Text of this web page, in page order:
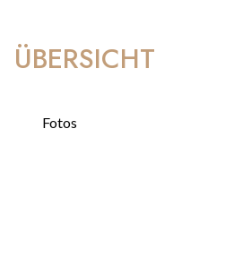
ÜBERSICHT
Fotos